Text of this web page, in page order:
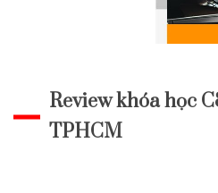
Review khóa học
TPHCM